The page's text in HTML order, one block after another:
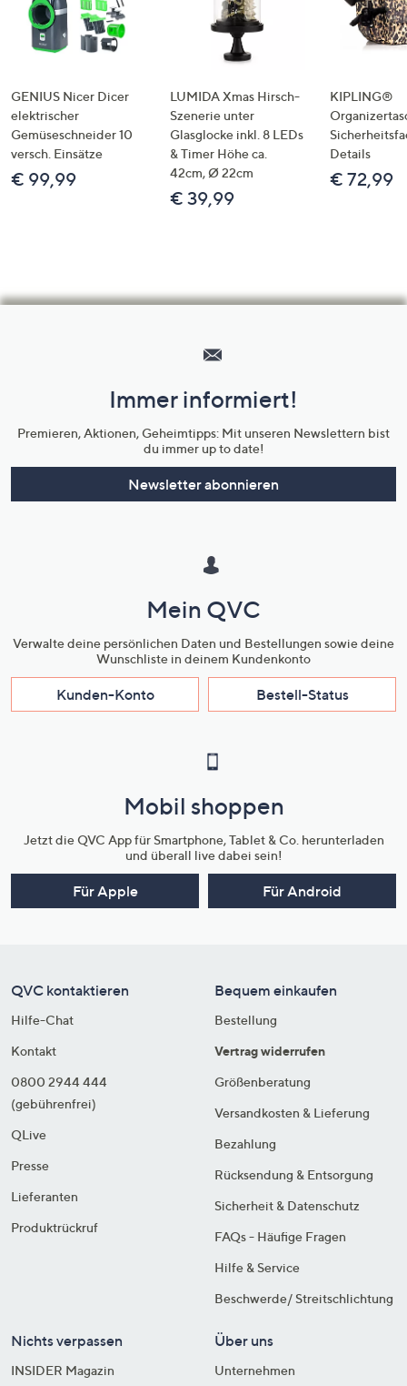
GENIUS Nicer Dicer
elektrischer
Gemüseschneider 10
versch. Einsätze
€ 99,99
LUMIDA Xmas Hirsch-
Szenerie unter
Glasglocke inkl. 8 LEDs
& Timer Höhe ca.
42cm, Ø 22cm
€ 39,99
KIPLING®
Details
€ 72,99
Unternehmensinformationen
Immer informiert!
Premieren, Aktionen, Geheimtipps: Mit unseren Newslettern bist
du immer up to date!
Newsletter abonnieren
Mein QVC
Verwalte deine persönlichen Daten und Bestellungen sowie deine
Wunschliste in deinem Kundenkonto
Kunden-Konto Bestell-Status
Mobil shoppen
Jetzt die QVC App für Smartphone, Tablet & Co. herunterladen
und überall live dabei sein!
Für Apple Für Android
QVC kontaktieren
Hilfe-Chat
Kontakt
0800 2944 444
(gebührenfrei)
QLive
Presse
Lieferanten
Produktrückruf
Bequem einkaufen
Bestellung
Vertrag widerrufen
Größenberatung
Versandkosten & Lieferung
Bezahlung
Rücksendung & Entsorgung
Sicherheit & Datenschutz
FAQs - Häufige Fragen
Hilfe & Service
Beschwerde/ Streitschlichtung
Nichts verpassen
INSIDER Magazin
Über uns
Unternehmen